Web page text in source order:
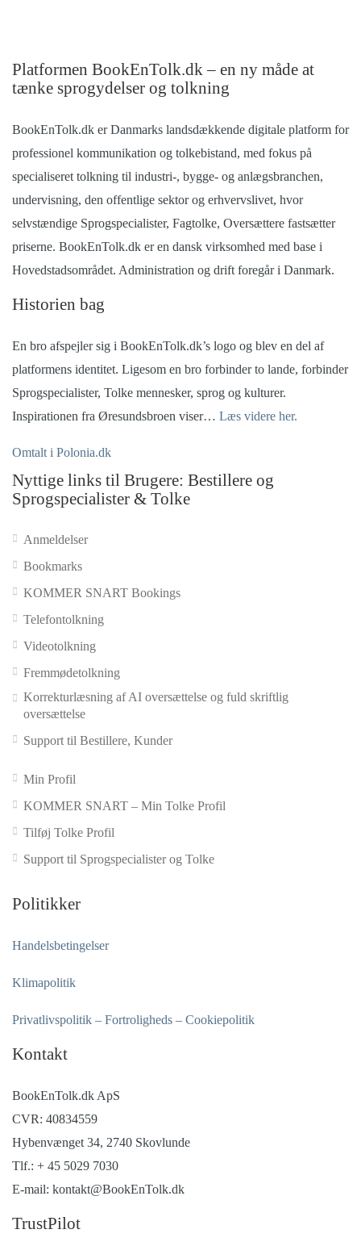
Platformen BookEnTolk.dk – en ny måde at
tænke sprogydelser og tolkning
BookEnTolk.dk er Danmarks landsdækkende digitale platform for
professionel kommunikation og tolkebistand, med fokus på
specialiseret tolkning til industri-, bygge- og anlægsbranchen,
undervisning, den offentlige sektor og erhvervslivet, hvor
selvstændige Sprogspecialister, Fagtolke, Oversættere fastsætter
priserne. BookEnTolk.dk er en dansk virksomhed med base i
Hovedstadsområdet. Administration og drift foregår i Danmark.
Historien bag
En bro afspejler sig i BookEnTolk.dk’s logo og blev en del af
platformens identitet. Ligesom en bro forbinder to lande, forbinder
Sprogspecialister, Tolke mennesker, sprog og kulturer.
Inspirationen fra Øresundsbroen viser… Læs videre her.
Omtalt i Polonia.dk
Nyttige links til Brugere: Bestillere og
Sprogspecialister & Tolke
Anmeldelser
Bookmarks
KOMMER SNART Bookings
Telefontolkning
Videotolkning
Fremmødetolkning
Korrekturlæsning af AI oversættelse og fuld skriftlig
oversættelse
Support til Bestillere, Kunder
Min Profil
KOMMER SNART – Min Tolke Profil
Tilføj Tolke Profil
Support til Sprogspecialister og Tolke
Politikker
Handelsbetingelser
Klimapolitik
Privatlivspolitik – Fortroligheds – Cookiepolitik
Kontakt
BookEnTolk.dk ApS
CVR: 40834559
Hybenvænget 34, 2740 Skovlunde
Tlf.: + 45 5029 7030
E-mail: kontakt@BookEnTolk.dk
TrustPilot